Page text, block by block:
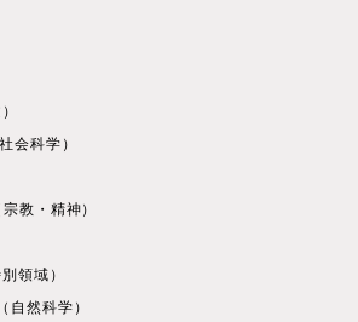
会科学）
教・精神）
領域）
然科学）